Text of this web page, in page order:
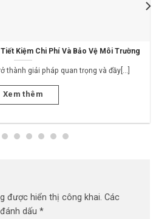
Kiệm Chi Phí Và Bảo Vệ Môi Trường
thành giải pháp quan trọng và đầy[...]
Xem thêm
được hiển thị công khai. Các
dấu *